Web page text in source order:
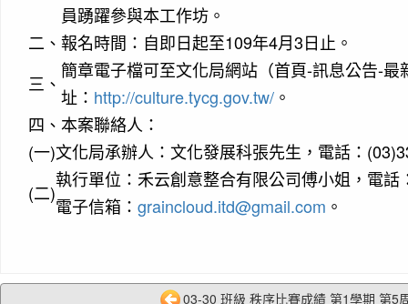
員踴躍參與本工作坊。
二、 報名時間：自即日起至109年4月3日止。
三、
簡章電子檔可至文化局網站（首頁-訊息公告-最
址： http://culture.tycg.gov.tw/ 。
四、 本案聯絡人：
(一)文化局承辦人：文化發展科張先生，電話：
(二)
執行單位：禾云創意整合有限公司傅小姐，電話
電子信箱： graincloud.itd@gmail.com 。
03-30 班級 秩序比賽成績 第1學期 第5